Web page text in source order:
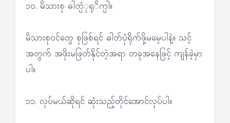
၁၀. မိသားစု ဓါတ္ပံုရုိက္ပါ။
မိသားစုဝင်တွေ စုဖြစ်ရင် ဓါတ်ပုံရိုက်ဖို့မမေ့ပါနဲ့။ သင့်
အတွက် အဖိုးမဖြတ်နိုင်တဲ့အရာ တခုအနေဖြင့် ကျန်ခဲ့မှာ
ပါ။
၁၁. လုပ်မယ်ဆိုရင် ဆုံးသည့်တိုင်အောင်လုပ်ပါ။